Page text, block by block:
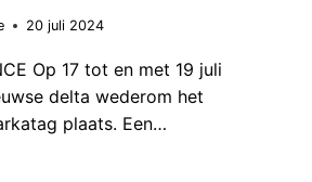
20 juli 2024
Op 17 tot en met 19 juli
delta wederom het
plaats. Een…